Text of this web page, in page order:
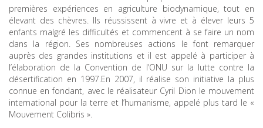
premières expériences en agriculture biodynamique, tout en
élevant des chèvres. Ils réussissent à vivre et à élever leurs 5
enfants malgré les difficultés et commencent à se faire un nom
dans la région. Ses nombreuses actions le font remarquer
auprès des grandes institutions et il est appelé à participer à
l’élaboration de la Convention de l’ONU sur la lutte contre la
désertification en 1997.En 2007, il réalise son initiative la plus
connue en fondant, avec le réalisateur Cyril Dion le mouvement
international pour la terre et l’humanisme, appelé plus tard le «
Mouvement Colibris ».